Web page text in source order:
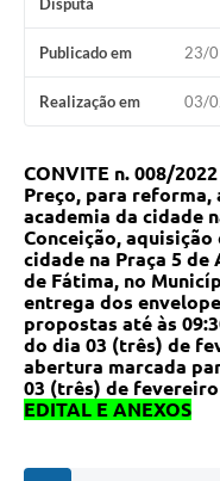
Publicado em 23/
Realização em 03/
CONVITE n. 008/
Preço, para reforma,
academia da cidade
Conceição,
cidade na Praça 5 de
de Fátima, no
entrega dos
propostas até às
do dia 03 (três) de
abertura marcada
03 (três) de fevereiro
EDITAL E ANEXOS